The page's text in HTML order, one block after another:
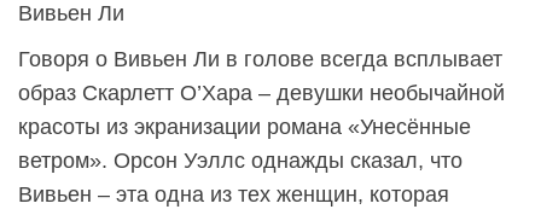
Вивьен Ли
Говоря о Вивьен Ли в голове всегда всплывает
образ Скарлетт О’Хара – девушки необычайной
красоты из экранизации романа «Унесённые
ветром». Орсон Уэллс однажды сказал, что
Вивьен – эта одна из тех женщин, которая